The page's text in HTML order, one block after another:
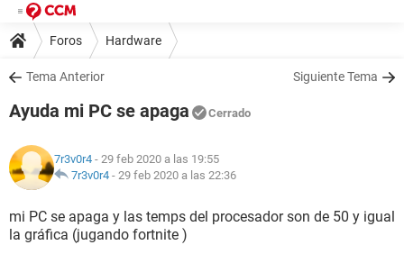
Foros Hardware
Tema Anterior Siguiente Tema
Ayuda mi PC se apaga Cerrado
7r3v0r4 - 29 feb 2020 a las 19:55
7r3v0r4 - 29 feb 2020 a las 22:36
mi PC se apaga y las temps del procesador son de 50 y igual
la gráfica (jugando fortnite )